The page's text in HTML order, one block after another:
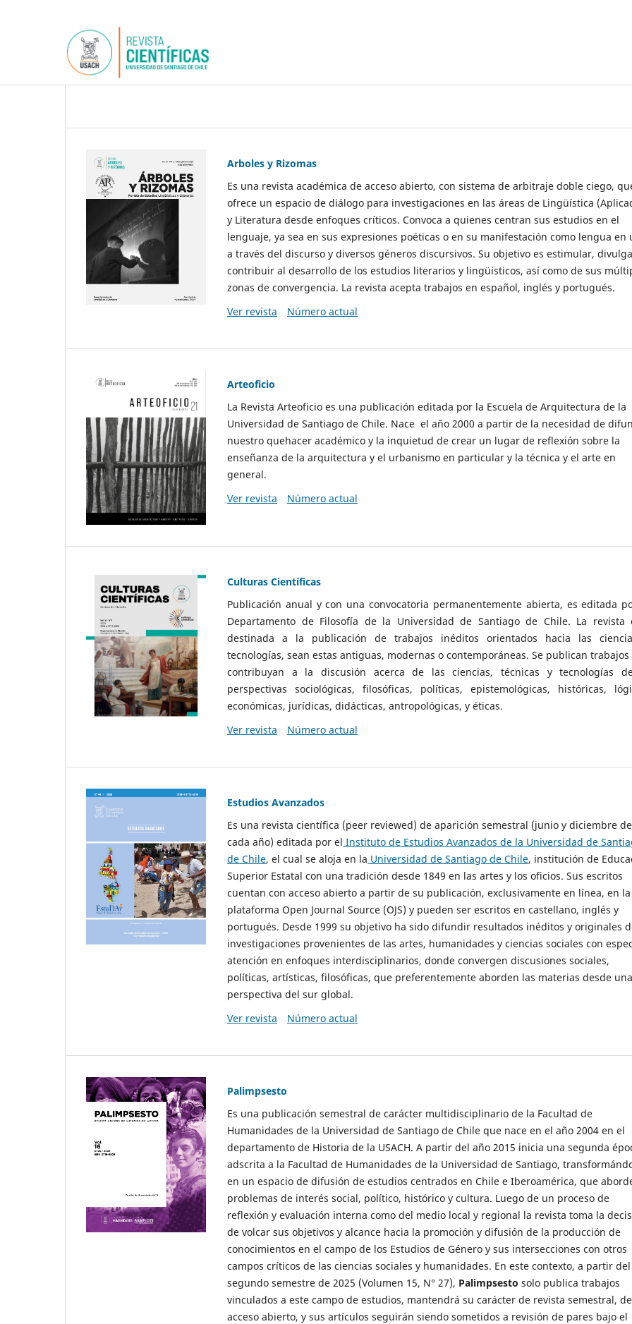
Arboles y Rizomas
Es una revista académica de acceso abierto, con sistema de arbitraje doble ciego,
ofrece un espacio de diálogo para investigaciones en las áreas de Lingüística
y Literatura desde enfoques críticos. Convoca a quienes centran sus estudios en el
lenguaje, ya sea en sus expresiones poéticas o en su manifestación como lengua en
a través del discurso y diversos géneros discursivos. Su objetivo es estimular,
contribuir al desarrollo de los estudios literarios y lingüísticos, así como de sus
zonas de convergencia. La revista acepta trabajos en español, inglés y portugués.
Ver revista
Número actual
Arteoficio
La Revista Arteoficio es una publicación editada por la Escuela de Arquitectura de la
Universidad de Santiago de Chile. Nace el año 2000 a partir de la necesidad de
nuestro quehacer académico y la inquietud de crear un lugar de reflexión sobre la
enseñanza de la arquitectura y el urbanismo en particular y la técnica y el arte en
general.
Ver revista
Número actual
Culturas Científicas
Publicación anual y con una convocatoria permanentemente abierta, es editada
Departamento de Filosofía de la Universidad de Santiago de Chile. La revista
destinada a la publicación de trabajos inéditos orientados hacia las
tecnologías, sean estas antiguas, modernas o contemporáneas. Se publican
contribuyan a la discusión acerca de las ciencias, técnicas y tecnologías
perspectivas sociológicas, filosóficas, políticas, epistemológicas, históricas,
económicas, jurídicas, didácticas, antropológicas, y éticas.
Ver revista
Número actual
Estudios Avanzados
Es una revista científica (peer reviewed) de aparición semestral (junio y diciembre de
cada año) editada por el Instituto de Estudios Avanzados de la Universidad de
de Chile, el cual se aloja en la Universidad de Santiago de Chile, institución de
Superior Estatal con una tradición desde 1849 en las artes y los oficios. Sus escritos
cuentan con acceso abierto a partir de su publicación, exclusivamente en línea, en la
plataforma Open Journal Source (OJS) y pueden ser escritos en castellano, inglés y
portugués. Desde 1999 su objetivo ha sido difundir resultados inéditos y originales
investigaciones provenientes de las artes, humanidades y ciencias sociales con
atención en enfoques interdisciplinarios, donde convergen discusiones sociales,
políticas, artísticas, filosóficas, que preferentemente aborden las materias desde una
perspectiva del sur global.
Ver revista
Número actual
Palimpsesto
Es una publicación semestral de carácter multidisciplinario de la Facultad de
Humanidades de la Universidad de Santiago de Chile que nace en el año 2004 en el
departamento de Historia de la USACH. A partir del año 2015 inicia una segunda
adscrita a la Facultad de Humanidades de la Universidad de Santiago,
en un espacio de difusión de estudios centrados en Chile e Iberoamérica, que
problemas de interés social, político, histórico y cultura. Luego de un proceso de
reflexión y evaluación interna como del medio local y regional la revista toma la
de volcar sus objetivos y alcance hacia la promoción y difusión de la producción de
conocimientos en el campo de los Estudios de Género y sus intersecciones con otros
campos críticos de las ciencias sociales y humanidades. En este contexto, a partir del
segundo semestre de 2025 (Volumen 15, N° 27), Palimpsesto solo publica trabajos
vinculados a este campo de estudios, mantendrá su carácter de revista semestral, de
acceso abierto, y sus artículos seguirán siendo sometidos a revisión de pares bajo el